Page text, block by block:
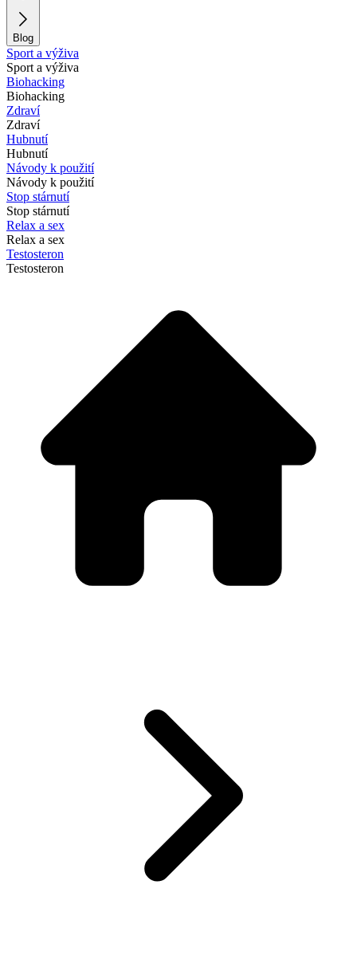
Blog
Sport a výživa
Sport a výživa
Biohacking
Biohacking
Zdraví
Zdraví
Hubnutí
Hubnutí
Návody k použití
Návody k použití
Stop stárnutí
Stop stárnutí
Relax a sex
Relax a sex
Testosteron
Testosteron